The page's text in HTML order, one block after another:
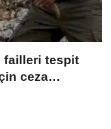
failleri tespit
ceza